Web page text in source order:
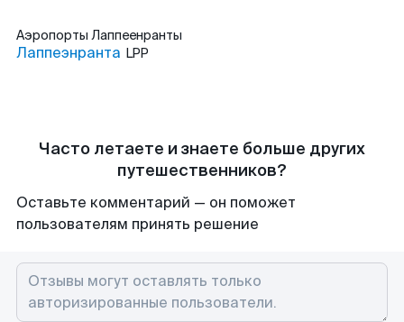
Аэропорты Лаппеенранты
Лаппеэнранта LPP
Часто летаете и знаете больше других
путешественников?
Оставьте комментарий — он поможет
пользователям принять решение